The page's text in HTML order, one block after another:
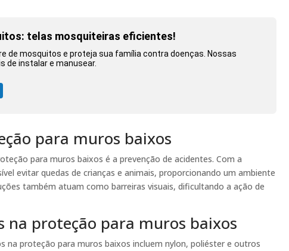
telas mosquiteiras eficientes!
de mosquitos e proteja sua família contra doenças. Nossas
de instalar e manusear.
para muros baixos
para muros baixos é a prevenção de acidentes. Com a
evitar quedas de crianças e animais, proporcionando um ambiente
também atuam como barreiras visuais, dificultando a ação de
na proteção para muros baixos
na proteção para muros baixos incluem nylon, poliéster e outros